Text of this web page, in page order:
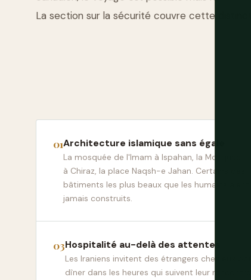
La section sur la sécurité couvre cette
Architecture islamique sans égale
La mosquée de l'Imam à Ispahan, la Mosquée
à Chiraz, la place Naqsh-e Jahan. Certains des
bâtiments les plus beaux que les humains aient
jamais construits.
Hospitalité au-delà des attentes
Les Iraniens invitent des étrangers chez eux pour
dîner dans les heures qui suivent leur rencontre.